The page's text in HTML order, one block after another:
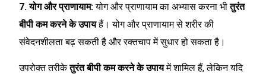
7. योग और प्राणायाम:योग और प्राणायाम का अभ्यास करना भीतुरंत
बीपी कम करने के उपायहैं। योग और प्राणायाम से शरीर की
संवेदनशीलता बढ़ सकती है और रक्तचाप में सुधार हो सकता है।
उपरोक्त तरीकेतुरंत बीपी कम करने के उपायमें शामिल हैं, लेकिन यदि